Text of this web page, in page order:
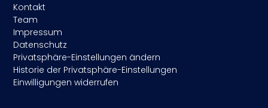
Kontakt
Team
Impressum
Datenschutz
Privatsphäre-Einstellungen ändern
Historie der Privatsphäre-Einstellungen
Einwilligungen widerrufen